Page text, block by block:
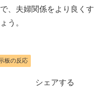
、夫婦関係をより良く
う。
板の反応
シェアする